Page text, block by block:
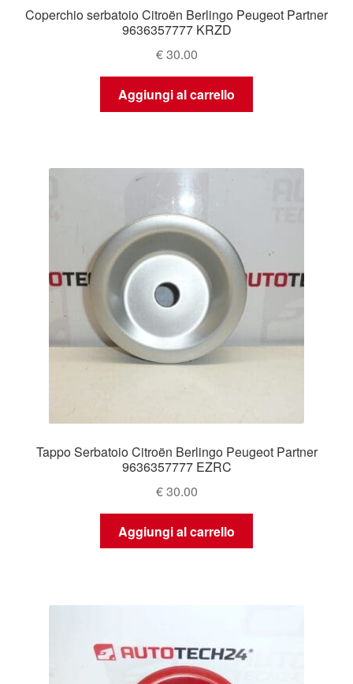
Coperchio serbatoio Citroën Berlingo Peugeot Partner
9636357777 KRZD
€30.00
Aggiungi al carrello
Tappo Serbatoio Citroën Berlingo Peugeot Partner
9636357777 EZRC
€30.00
Aggiungi al carrello